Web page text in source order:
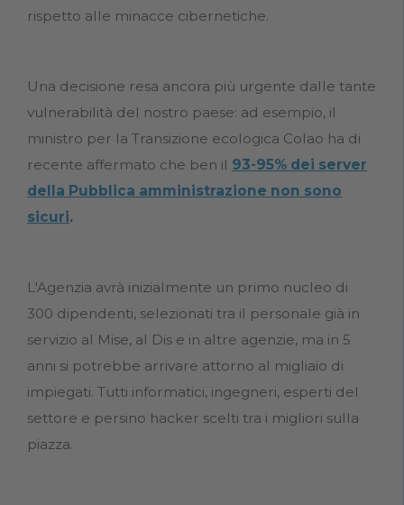
rispetto alle minacce cibernetiche.
Una decisione resa ancora più urgente dalle tante
vulnerabilità del nostro paese: ad esempio, il
ministro per la Transizione ecologica Colao ha di
recente affermato che ben il 93-95% dei server
della Pubblica amministrazione non sono
sicuri.
L'Agenzia avrà inizialmente un primo nucleo di
300 dipendenti, selezionati tra il personale già in
servizio al Mise, al Dis e in altre agenzie, ma in 5
anni si potrebbe arrivare attorno al migliaio di
impiegati. Tutti informatici, ingegneri, esperti del
settore e persino hacker scelti tra i migliori sulla
piazza.